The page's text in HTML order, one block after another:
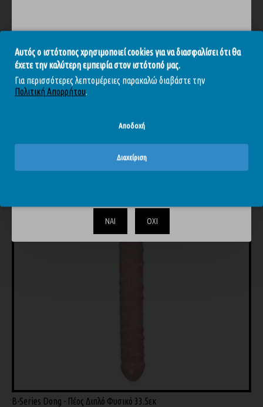
Αυτός ο ιστότοπος χρησιμοποιεί cookies για να διασφαλίσει ότι θα
έχετε την καλύτερη εμπειρία στον ιστότοπό μας.
Για περισσότερες λεπτομέρειες παρακαλώ διαβάστε την
Πολιτική Απορρήτου.
Αποδοχή
Διαχείριση
Το περιεχόμενο του απευθύνεται αυστηρά και μόνο σε
ΝΑΙ ΟΧΙ
42,42€ 49,90€
49,41€ 54,90€
ΊΔΙΑ BRAND
B-Series Dong - Πέος Διπλό Φυσικό 33.5εκ